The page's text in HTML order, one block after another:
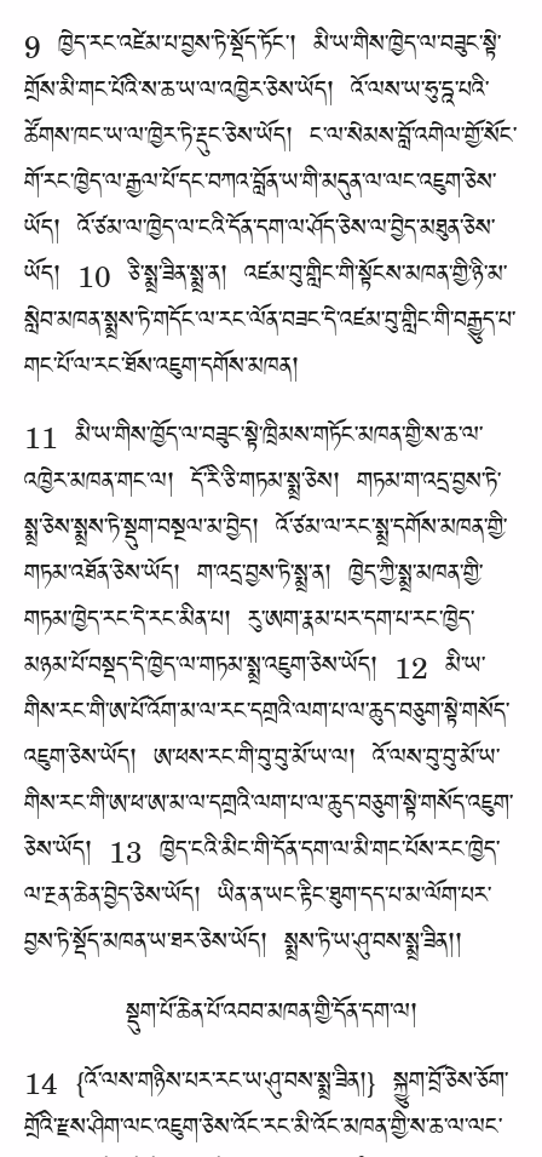
9 ཁྱེད་རང་འཛེམ་པ་བྱས་ཏེ་སྡོད་ཏོང་། མི་ཡ་གིས་ཁྱེད་ལ་བཟུང་སྟེ་
གྲོས་མི་གང་པོའི་ས་ཆ་ཡ་ལ་འཁྱེར་ཅེས་ཡོད། འོ་ལས་ཡ་ཧུ་དྰ་པའི་
ཚོགས་ཁང་ཡ་ལ་ཁྱེར་ཏེ་རྡུང་ཅེས་ཡོད། ང་ལ་སེམས་བློ་འགེལ་གྱོ་སོང་
གོ་རང་ཁྱེད་ལ་རྒྱལ་པོ་དང་བཀའ་བློན་ཡ་གི་མདུན་ལ་ལང་འཇུག་ཅེས་
ཡོད། འོ་ཙམ་ལ་ཁྱེད་ལ་ངའི་དོན་དག་ལ་ཤོད་ཅེས་ལ་བྱེད་མཐུན་ཅེས་
ཡོད། 10 ཅི་སྨྲ་ཟིན་སྨྲ་ན། འཛམ་བུ་གླིང་གི་སྟོངས་མཁན་གྱི་ཉི་མ་
སླེབ་མཁན་སྨྲས་ཏེ་གདོང་ལ་རང་ལོན་བཟང་དེ་འཛམ་བུ་གླིང་གི་བརྒྱུད་པ་
གང་པོ་ལ་རང་ཐོས་འཇུག་དགོས་མཁན།
11 མི་ཡ་གིས་ཁྱོད་ལ་བཟུང་སྟེ་ཁྲིམས་གཏོང་མཁན་གྱི་ས་ཆ་ལ་
འཁྱེར་མཁན་གང་ལ། དོ་རི་ཅི་གཏམ་སྨྲ་ཅེས། གཏམ་ག་འདྲ་བྱས་ཏེ་
སྨྲ་ཅེས་སྨྲས་ཏེ་སྡུག་བསྔལ་མ་བྱེད། འོ་ཙམ་ལ་རང་སྨྲ་དགོས་མཁན་གྱི་
གཏམ་འཐོན་ཅེས་ཡོད། ག་འདྲ་བྱས་ཏེ་སྨྲ་ན། ཁྱེད་ཀྱི་སྨྲ་མཁན་གྱི་
གཏམ་ཁྱེད་རང་དེ་རང་མིན་པ། རུ་ཨག་རྣམ་པར་དག་པ་རང་ཁྱེད་
མཉམ་པོ་བསྡད་དེ་ཁྱེད་ལ་གཏམ་སྨྲ་འཇུག་ཅེས་ཡོད། 12 མི་ཡ་
གིས་རང་གི་ཨ་པོ་འོག་མ་ལ་རང་དགྲའི་ལག་པ་ལ་ཆུད་བཅུག་སྟེ་གསོད་
འཇུག་ཅེས་ཡོད། ཨ་ཕས་རང་གི་བུ་བུ་མོ་ཡ་ལ། འོ་ལས་བུ་བུ་མོ་ཡ་
གིས་རང་གི་ཨ་ཕ་ཨ་མ་ལ་དགྲའི་ལག་པ་ལ་ཆུད་བཅུག་སྟེ་གསོད་འཇུག་
ཅེས་ཡོད། 13 ཁྱེད་ངའི་མིང་གི་དོན་དག་ལ་མི་གང་པོས་རང་ཁྱེད་
ལ་རྔན་ཆེན་བྱེད་ཅེས་ཡོད། ཡིན་ན་ཡང་རྟིང་ཐུག་དད་པ་མ་ལོག་པར་
བྱས་ཏེ་སྡོད་མཁན་ཡ་ཐར་ཅེས་ཡོད། སྨྲས་ཏེ་ཡ་ཤུ་བས་སྨྲ་ཟིན།།
སྡུག་པོ་ཆེན་པོ་འབབ་མཁན་གྱི་དོན་དག་ལ།
14 {འོ་ལས་གཉིས་པར་རང་ཡ་ཤུ་བས་སྨྲ་ཟིན།} སྐྱུག་བྲོ་ཅེས་ཅོག་
གྲོའི་རྫས་ཤིག་ལང་འཇུག་ཅེས་འོང་རང་མི་འོང་མཁན་གྱི་ས་ཆ་ལ་ལང་